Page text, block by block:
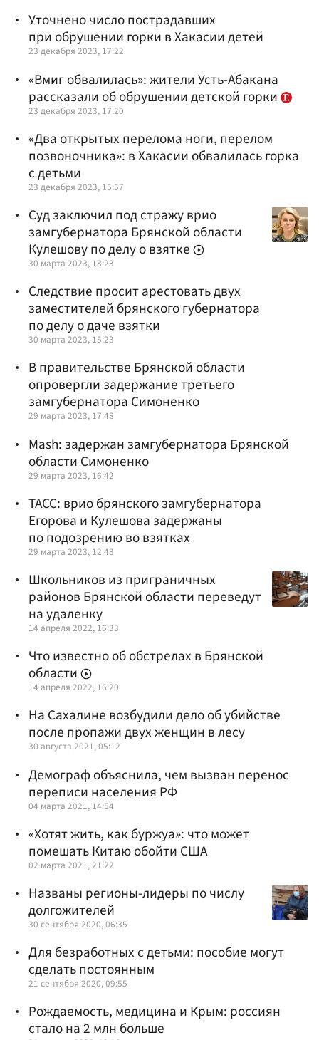
Уточнено число пострадавших
при обрушении горки в Хакасии детей
23 декабря 2023, 17:22
«Вмиг обвалилась»: жители Усть-Абакана
рассказали об обрушении детской горки
23 декабря 2023, 17:20
«Два открытых перелома ноги, перелом
позвоночника»: в Хакасии обвалилась горка
с детьми
23 декабря 2023, 15:57
Суд заключил под стражу врио
замгубернатора Брянской области
Кулешову по делу о взятке
30 марта 2023, 18:23
Следствие просит арестовать двух
заместителей брянского губернатора
по делу о даче взятки
30 марта 2023, 15:23
В правительстве Брянской области
опровергли задержание третьего
замгубернатора Симоненко
29 марта 2023, 17:48
Mash: задержан замгубернатора Брянской
области Симоненко
29 марта 2023, 16:42
ТАСС: врио брянского замгубернатора
Егорова и Кулешова задержаны
по подозрению во взятках
29 марта 2023, 12:43
Школьников из приграничных
районов Брянской области переведут
на удаленку
14 апреля 2022, 16:33
Что известно об обстрелах в Брянской
области
14 апреля 2022, 16:20
На Сахалине возбудили дело об убийстве
после пропажи двух женщин в лесу
30 августа 2021, 05:12
Демограф объяснила, чем вызван перенос
переписи населения РФ
04 марта 2021, 14:54
«Хотят жить, как буржуа»: что может
помешать Китаю обойти США
02 марта 2021, 21:22
Названы регионы-лидеры по числу
долгожителей
30 сентября 2020, 06:35
Для безработных с детьми: пособие могут
сделать постоянным
21 сентября 2020, 09:55
Рождаемость, медицина и Крым: россиян
стало на 2 млн больше